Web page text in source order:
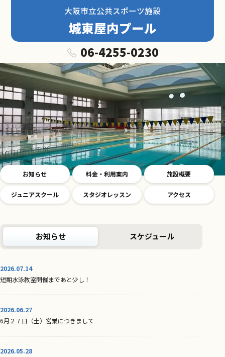
大阪市立公共スポーツ施設
城東屋内プール
06-4255-0230
お知らせ 料金・利用案内 施設概要
ジュニアスクール スタジオレッスン アクセス
お知らせ スケジュール
2026.07.14
短期水泳教室開催まであと少し！
2026.06.27
6月２７日（土）営業につきまして
2026.05.28